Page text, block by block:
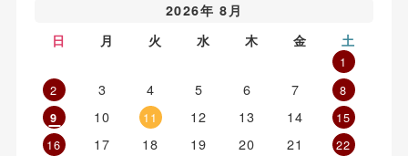
2026年 8月
日
月 火 水 木 金 土
1
2
3 4 5 6 7 8
9 10 11 12 13 14
15
16
17 18 19 20 21 22